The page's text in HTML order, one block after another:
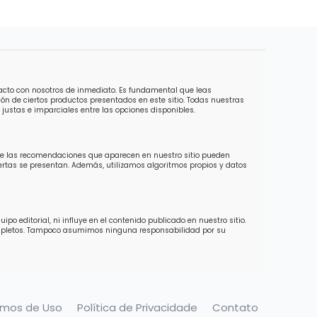
con nosotros de inmediato. Es fundamental que leas
de ciertos productos presentados en este sitio. Todas nuestras
e imparciales entre las opciones disponibles.
recomendaciones que aparecen en nuestro sitio pueden
se presentan. Además, utilizamos algoritmos propios y datos
editorial, ni influye en el contenido publicado en nuestro sitio.
Tampoco asumimos ninguna responsabilidad por su
de Uso Política de Privacidade Contato